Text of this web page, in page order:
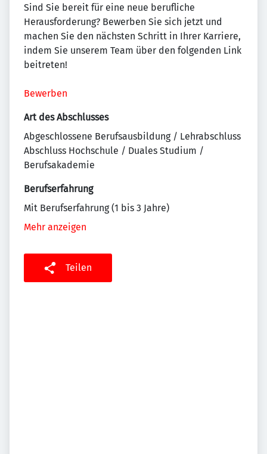
Sind Sie bereit für eine neue berufliche
Herausforderung? Bewerben Sie sich jetzt und
machen Sie den nächsten Schritt in Ihrer Karriere,
indem Sie unserem Team über den folgenden Link
beitreten!
Bewerben
Art des Abschlusses
Abgeschlossene Berufsausbildung / Lehrabschluss
Abschluss Hochschule / Duales Studium /
Berufsakademie
Berufserfahrung
Mit Berufserfahrung (1 bis 3 Jahre)
Mehr anzeigen
Teilen